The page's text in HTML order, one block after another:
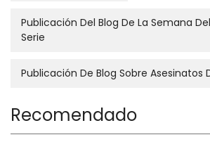
Publicación Del Blog De La Semana
Serie
Publicación De Blog Sobre Asesinatos
Recomendado